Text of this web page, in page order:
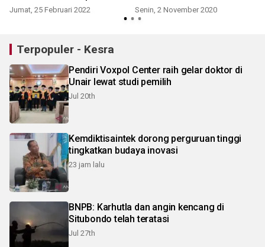
Jumat, 25 Februari 2022 Senin, 2 November 2020
Terpopuler - Kesra
Pendiri Voxpol Center raih gelar doktor di
Unair lewat studi pemilih
Jul 20th
Kemdiktisaintek dorong perguruan tinggi
tingkatkan budaya inovasi
23 jam lalu
BNPB: Karhutla dan angin kencang di
Situbondo telah teratasi
Jul 27th